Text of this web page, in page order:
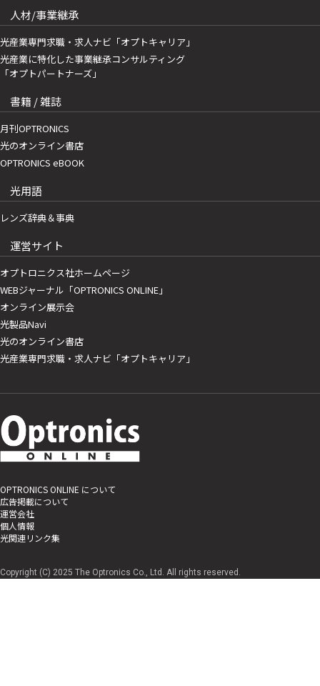
人材/事業継承
光産業専門求職・求人ナビ「オプトキャリア」
光産業に特化した事業継承コンサルティング
「オプトパートナーズ」
書籍 / 雑誌
月刊OPTRONICS
光のオンライン書店
OPTRONICS eBOOK
光用語
レンズ辞典＆事典
運営サイト
オプトロニクス社ホームページ
WEBジャーナル「OPTRONICS ONLINE」
オンライン展示会
光製品Navi
光のオンライン書店
光産業専門求職・求人ナビ「オプトキャリア」
OPTRONICS ONLINE について
広告掲載について
運営会社
個人情報
光関連リンク集
Copyright (C) 2025 The Optronics Co., Ltd. All rights reserved.